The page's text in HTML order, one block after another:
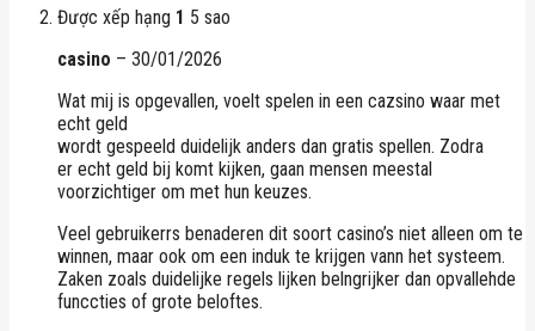
Được xếp hạng 1 5 sao
casino – 30/01/2026
Wat mij is opgevallen, voelt spelen in een cazsino waar met
echt geld
wordt gespeeld duidelijk anders dan gratis spellen. Zodra
er echt geld bij komt kijken, gaan mensen meestal
voorzichtiger om met hun keuzes.
Veel gebruikerrs benaderen dit soort casino’s niet alleen om te
winnen, maar ook om een induk te krijgen vann het systeem.
Zaken zoals duidelijke regels lijken belngrijker dan opvallehde
funccties of grote beloftes.